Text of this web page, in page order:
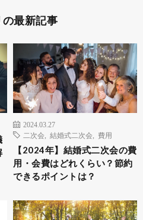
の最新記事
2024.03.27
二次会
結婚式二次会 費用
【2024年】結婚式二次会の費
用・会費はどれくらい？節約
できるポイントは？